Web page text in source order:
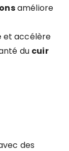
améliore
et accélère
du cuir
des